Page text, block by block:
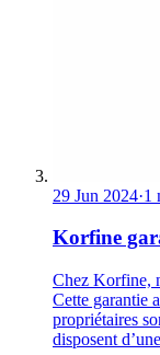
29 Jun 2024·1
Korfine
Chez Korfine,
Cette garantie
propriétaires
disposent